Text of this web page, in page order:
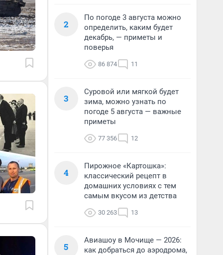
2
По погоде 3 августа можно
определить, каким будет
декабрь, — приметы и
поверья
86 874 11
3
Суровой или мягкой будет
зима, можно узнать по
погоде 5 августа — важные
приметы
77 356 12
4
Пирожное «Картошка»:
классический рецепт в
домашних условиях с тем
самым вкусом из детства
30 263 13
5
Авиашоу в Мочище — 2026:
как добраться до аэродрома,